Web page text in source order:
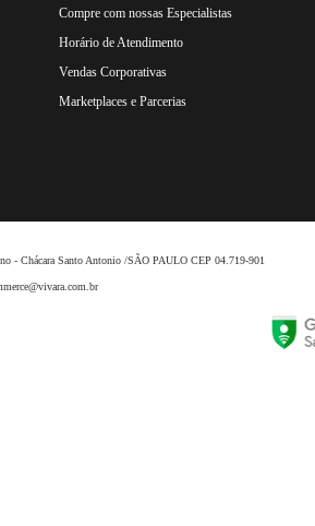
Compre com nossas Especialistas
Horário de Atendimento
Vendas Corporativas
Marketplaces e Parcerias
- Chácara Santo Antonio /SÃO PAULO CEP 04.719-901